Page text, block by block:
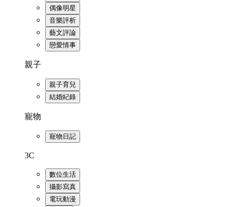
偶像明星
音樂評析
藝文評論
戀愛情事
親子
親子育兒
結婚紀錄
寵物
寵物日記
3C
數位生活
攝影寫真
電玩動漫